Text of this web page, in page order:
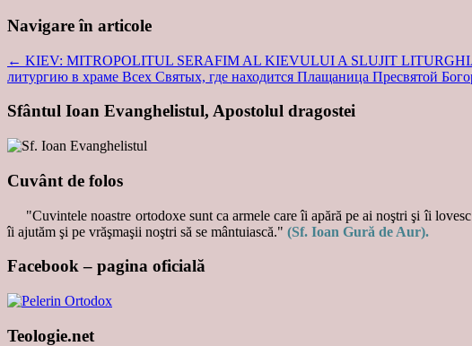
Navigare în articole
← KIEV: MITROPOLITUL SERAFIM AL KIEVULUI A SLUJIT
литургию в храме Всех Святых, где находится Плащаница Пресвятой
Sfântul Ioan Evanghelistul, Apostolul dragostei
Cuvânt de folos
"Cuvintele noastre ortodoxe sunt ca armele care îi apără pe ai noştri şi îi
îi ajutăm şi pe vrăşmaşii noştri să se mântuiască." (Sf. Ioan Gură de Aur).
Facebook – pagina oficială
Teologie.net